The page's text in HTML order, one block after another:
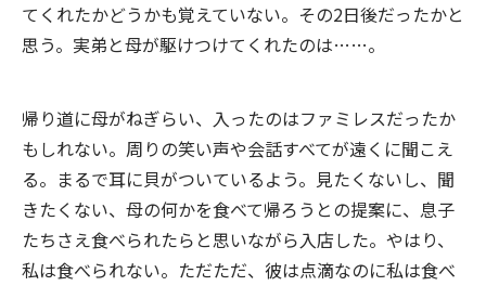
てくれたかどうかも覚えていない。その2日後だったかと
思う。実弟と母が駆けつけてくれたのは……。
帰り道に母がねぎらい、入ったのはファミレスだったか
もしれない。周りの笑い声や会話すべてが遠くに聞こえ
る。まるで耳に貝がついているよう。見たくないし、聞
きたくない、母の何かを食べて帰ろうとの提案に、息子
たちさえ食べられたらと思いながら入店した。やはり、
私は食べられない。ただただ、彼は点滴なのに私は食べ